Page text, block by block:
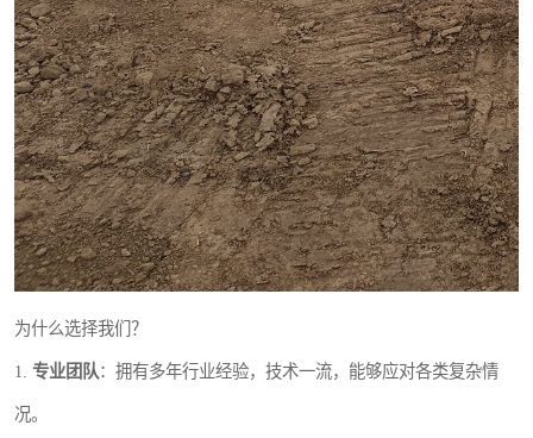
为什么选择我们？
1. 专业团队：拥有多年行业经验，技术一流，能够应对各类复杂情
况。